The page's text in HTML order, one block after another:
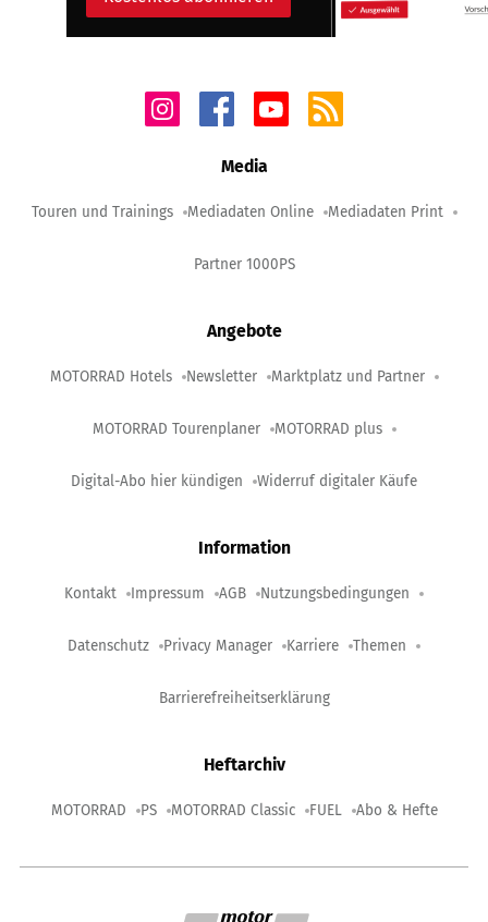
Media
Touren und Trainings Mediadaten Online Mediadaten Print
Partner 1000PS
Angebote
MOTORRAD Hotels Newsletter Marktplatz und Partner
MOTORRAD Tourenplaner MOTORRAD plus
Digital-Abo hier kündigen Widerruf digitaler Käufe
Information
Kontakt Impressum AGB Nutzungsbedingungen
Datenschutz Privacy Manager Karriere Themen
Barrierefreiheitserklärung
Heftarchiv
MOTORRAD PS MOTORRAD Classic FUEL Abo & Hefte